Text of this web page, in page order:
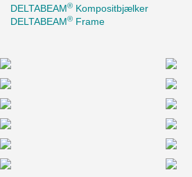
DELTABEAM® Kompositbjælker
DELTABEAM® Frame